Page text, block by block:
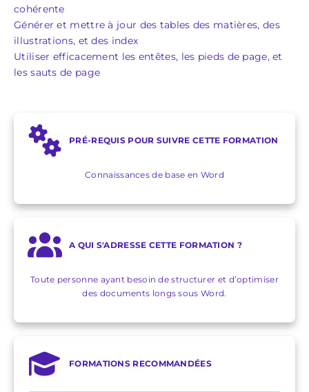
cohérente
Générer et mettre à jour des tables des matières, des
illustrations, et des index
Utiliser efficacement les entêtes, les pieds de page, et
les sauts de page
PRÉ-REQUIS POUR SUIVRE CETTE FORMATION
Connaissances de base en Word
A QUI S'ADRESSE CETTE FORMATION ?
Toute personne ayant besoin de structurer et d’optimiser
des documents longs sous Word.
FORMATIONS RECOMMANDÉES